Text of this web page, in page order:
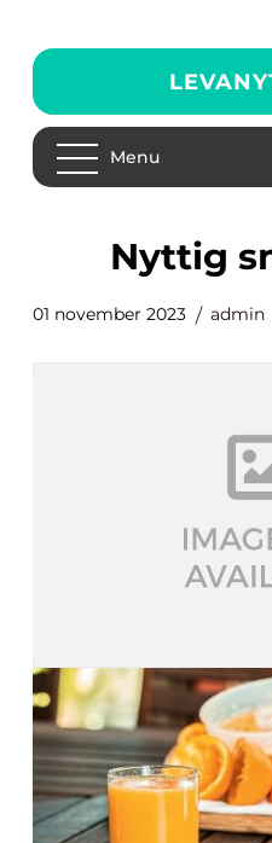
Menu
nyttig
01 november 2023 admin